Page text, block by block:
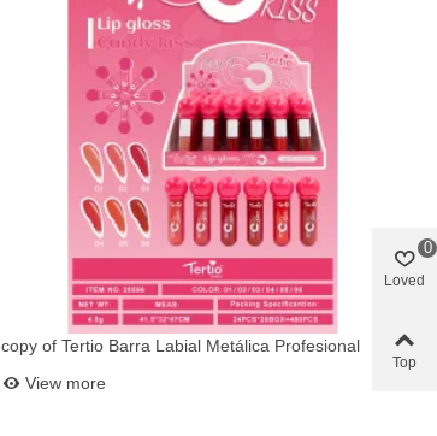
Add to basket
copy of Tertio Barra Labial Metálica Profesional
View more
Loved
0
Top